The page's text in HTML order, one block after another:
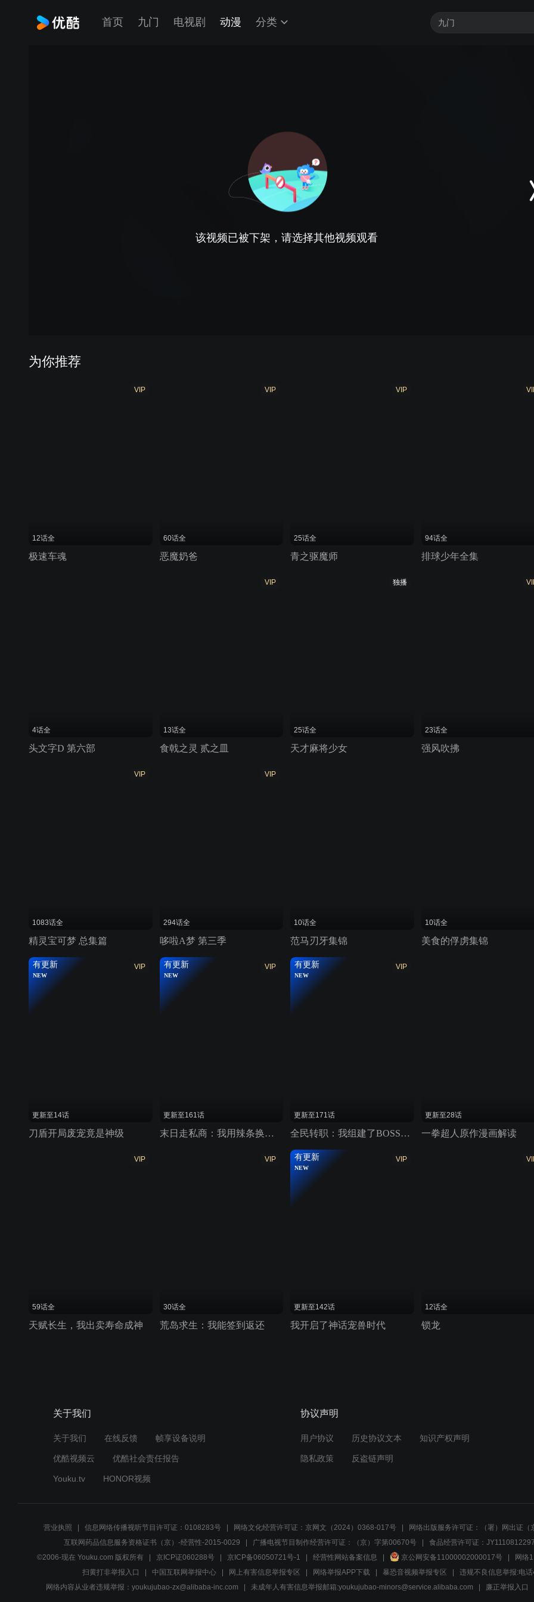
首页 九门 电视剧 动漫 分类
该视频已被下架，请选择其他视频观看
为你推荐
VIP
12话全
极速车魂
VIP
60话全
恶魔奶爸
VIP
25话全
青之驱魔师
94话全
排球少年全集
4话全
头文字D 第六部
VIP
13话全
食戟之灵 贰之皿
独播
25话全
天才麻将少女
23话全
强风吹拂
VIP
1083话全
精灵宝可梦 总集篇
VIP
294话全
哆啦A梦 第三季
10话全
范马刃牙集锦
10话全
美食的俘虏集锦
VIP
有更新
NEW
更新至14话
刀盾开局废宠竟是神级
VIP
有更新
NEW
更新至161话
末日走私商：我用辣条换金砖
VIP
有更新
NEW
更新至171话
全民转职：我组建了BOSS军团
更新至28话
一拳超人原作漫画解读
VIP
59话全
天赋长生，我出卖寿命成神
VIP
30话全
荒岛求生：我能签到返还
VIP
有更新
NEW
更新至142话
我开启了神话宠兽时代
12话全
锁龙
关于我们
关于我们 在线反馈 帧享设备说明
优酷视频云 优酷社会责任报告
Youku.tv HONOR视频
协议声明
用户协议 历史协议文本 知识产权声明
隐私政策 反盗链声明
营业执照 信息网络传播视听节目许可证：0108283号 网络文化经营许可证：京网文（2024）0368-017号
网络出版服务许可证：（署）网出证（
互联网药品信息服务资格证书（京）-经营性-2015-0029
广播电视节目制作经营许可证：（京）字第00670号
食品经营许可证：
©2006-现在 Youku.com 版权所有
京ICP证060288号 京ICP备06050721号-1 经营性网站备案信息 京公网安备11000002000017号
网络
扫黄打非举报入口
中国互联网举报中心 网上有害信息举报专区 网络举报APP下载 暴恐音视频举报专区
违规不良信息举报:电
网络内容从业者违规举报：youkujubao-zx@alibaba-inc.com
未成年人有害信息举报邮箱:youkujubao-minors@service.alibaba.com 廉正举报入口